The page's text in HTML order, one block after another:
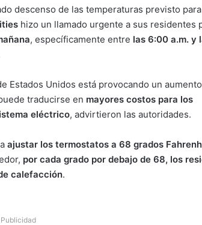
descenso de las temperaturas previsto
hizo un llamado urgente a sus residentes
, específicamente entre las 6:00 a.m. y
Estados Unidos está provocando un aumento
traducirse en mayores costos para los
eléctrico, advirtieron las autoridades.
ajustar los termostatos a 68 grados
por cada grado por debajo de 68, los
calefacción.
Publicidad